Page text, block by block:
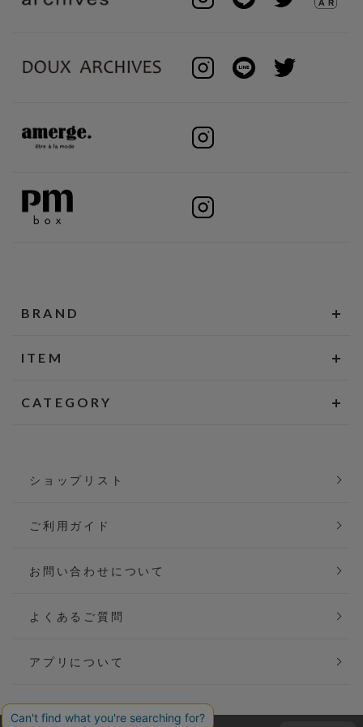
BRAND
ITEM
CATEGORY
ショップリスト
ご利用ガイド
お問い合わせについて
よくあるご質問
アプリについて